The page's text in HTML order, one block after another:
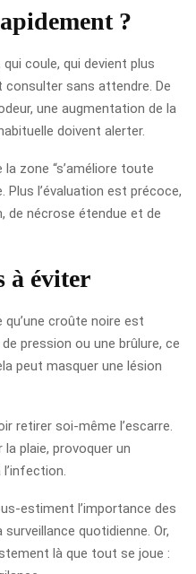
?
coule, qui devient plus
sans attendre. De
une augmentation de la
doivent alerter.
zone “s’améliore toute
Plus l’évaluation est précoce,
de nécrose étendue et de
à éviter
qu’une croûte noire est
pression ou une brûlure, ce
peut masquer une lésion
retirer soi-même l’escarre.
plaie, provoquer un
estiment l’importance des
quotidienne. Or,
là que tout se joue :